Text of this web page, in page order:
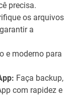
precisa.
os arquivos
a
e moderno para
Faça backup,
com rapidez e